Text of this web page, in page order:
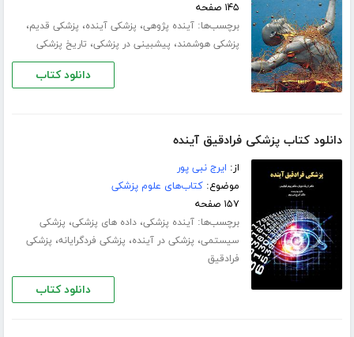
۱۴۵ صفحه
برچسب‌ها:آینده پژوهی، پزشکی آینده، پزشکی قدیم،
پزشکی هوشمند، پیشبینی در پزشکی، تاریخ پزشکی
دانلود کتاب
دانلود کتاب پزشکی فرادقیق آینده
از: ایرج نبی پور
موضوع:کتاب‌های علوم پزشکی
۱۵۷ صفحه
برچسب‌ها:آینده پزشکی،داده های پزشکی، پزشکی
سیستمی، پزشکی در آینده، پزشکی فردگرایانه، پزشکی
فرادقیق
دانلود کتاب